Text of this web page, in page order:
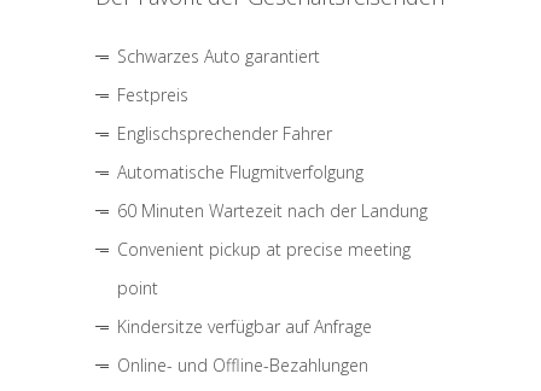
Schwarzes Auto garantiert
Festpreis
Englischsprechender Fahrer
Automatische Flugmitverfolgung
60 Minuten Wartezeit nach der Landung
Convenient pickup at precise meeting
point
Kindersitze verfügbar auf Anfrage
Online- und Offline-Bezahlungen